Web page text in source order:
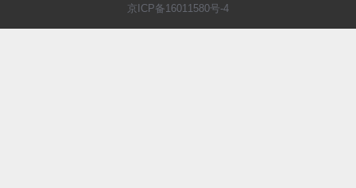
京ICP备16011580号-4